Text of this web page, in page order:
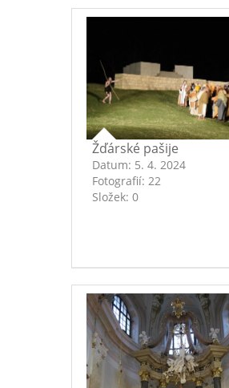
Žďárské pašije
Datum: 5. 4. 2024
Fotografií: 22
Složek: 0